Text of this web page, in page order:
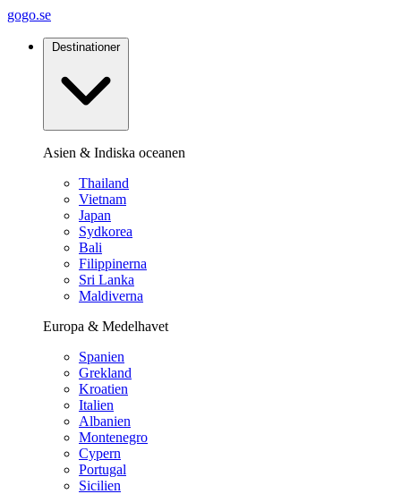
gogo.se
Destinationer
Asien & Indiska oceanen
Thailand
Vietnam
Japan
Sydkorea
Bali
Filippinerna
Sri Lanka
Maldiverna
Europa & Medelhavet
Spanien
Grekland
Kroatien
Italien
Albanien
Montenegro
Cypern
Portugal
Sicilien